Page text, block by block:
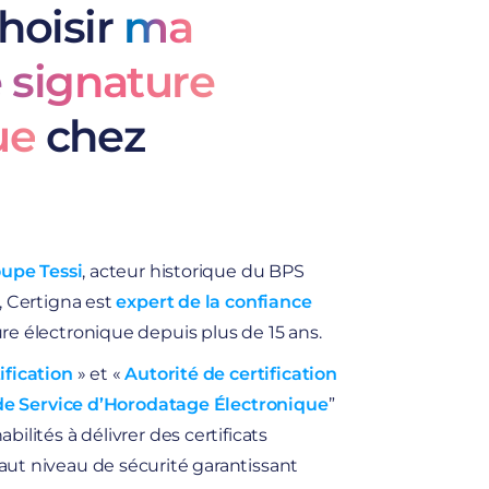
ma
signature
chez
Tessi, acteur historique du BPS
Certigna estexpert de la confiance
électronique depuis plus de 15 ans.
» et «Autorité de certification
Service d’Horodatage Électronique”
à délivrer des certificats
niveau de sécurité garantissant